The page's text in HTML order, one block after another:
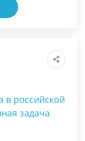
в российской
задача